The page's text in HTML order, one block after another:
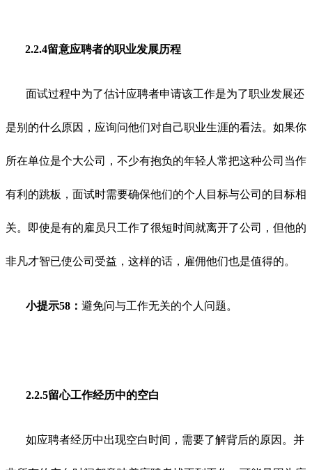
2.2.4留意应聘者的职业发展历程
面试过程中为了估计应聘者申请该工作是为了职业发展还
是别的什么原因，应询问他们对自己职业生涯的看法。如果你
所在单位是个大公司，不少有抱负的年轻人常把这种公司当作
有利的跳板，面试时需要确保他们的个人目标与公司的目标相
关。即使是有的雇员只工作了很短时间就离开了公司，但他的
非凡才智已使公司受益，这样的话，雇佣他们也是值得的。
小提示58： 避免问与工作无关的个人问题。
2.2.5留心工作经历中的空白
如应聘者经历中出现空白时间，需要了解背后的原因。并